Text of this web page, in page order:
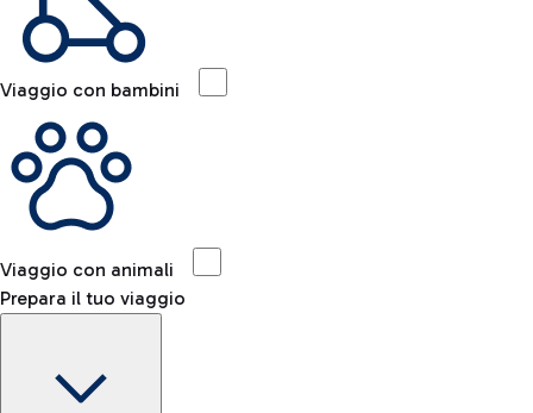
Viaggio con bambini
Viaggio con animali
Prepara il tuo viaggio